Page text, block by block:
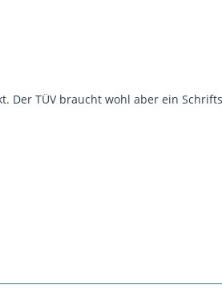
Der TÜV braucht wohl aber ein